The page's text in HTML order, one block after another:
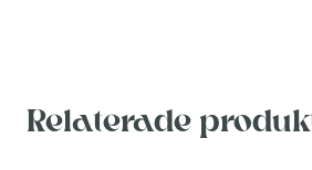
Relaterade